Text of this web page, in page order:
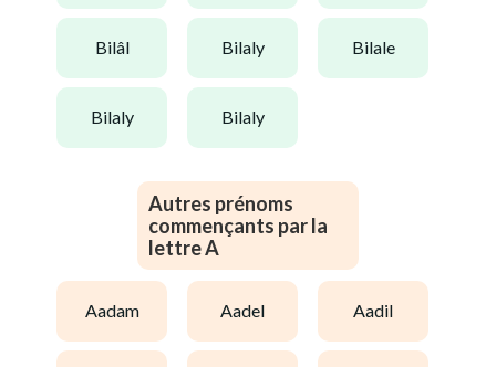
bilâl bilaly bilale
bilaly bilaly
Autres prénoms
commençants par la
lettre A
aadam aadel aadil